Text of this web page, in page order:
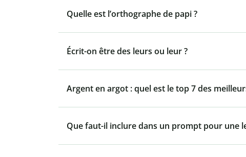
Quelle est l’orthographe de papi ?
Écrit-on être des leurs ou leur ?
Argent en argot : quel est le top 7 des
Que faut-il inclure dans un prompt pour une